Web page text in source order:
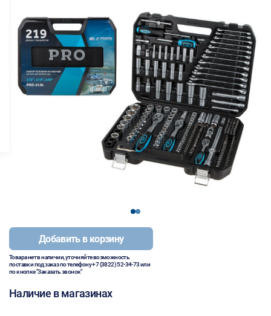
12
Добавить в корзину
Товара нет в наличии, уточняйте возможность
поставки под заказ по телефону+7 (3822) 52-34-73или
по кнопке "Заказать звонок"
Наличие в магазинах